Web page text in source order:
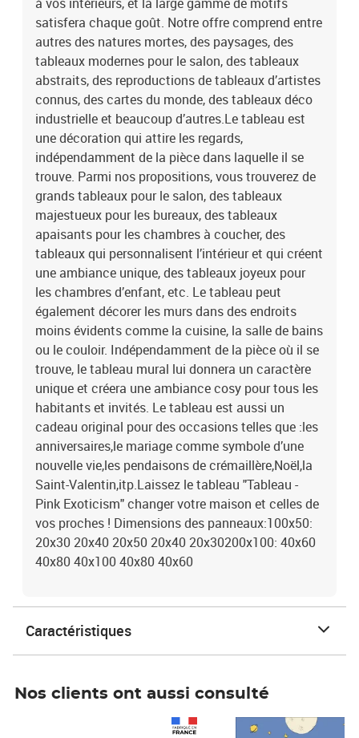
satisfera chaque goût. Notre offre comprend entre
autres des natures mortes, des paysages, des
tableaux modernes pour le salon, des tableaux
abstraits, des reproductions de tableaux d’artistes
connus, des cartes du monde, des tableaux déco
industrielle et beaucoup d’autres.Le tableau est
une décoration qui attire les regards,
indépendamment de la pièce dans laquelle il se
trouve. Parmi nos propositions, vous trouverez de
grands tableaux pour le salon, des tableaux
majestueux pour les bureaux, des tableaux
apaisants pour les chambres à coucher, des
tableaux qui personnalisent l’intérieur et qui créent
une ambiance unique, des tableaux joyeux pour
les chambres d’enfant, etc. Le tableau peut
également décorer les murs dans des endroits
moins évidents comme la cuisine, la salle de bains
ou le couloir. Indépendamment de la pièce où il se
trouve, le tableau mural lui donnera un caractère
unique et créera une ambiance cosy pour tous les
habitants et invités. Le tableau est aussi un
cadeau original pour des occasions telles que :les
anniversaires,le mariage comme symbole d’une
nouvelle vie,les pendaisons de crémaillère,Noël,la
Saint-Valentin,itp.Laissez le tableau "Tableau -
Pink Exoticism" changer votre maison et celles de
vos proches ! Dimensions des panneaux:100x50:
20x30 20x40 20x50 20x40 20x30200x100: 40x60
40x80 40x100 40x80 40x60
Caractéristiques
Nos clients ont aussi consulté
Prix 7,50€